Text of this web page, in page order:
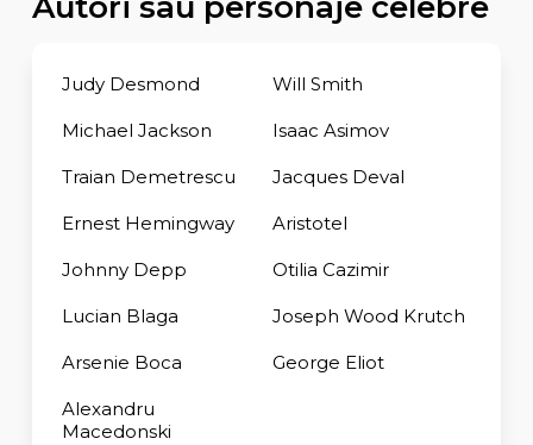
Judy Desmond Will Smith
Michael Jackson Isaac Asimov
Traian Demetrescu Jacques Deval
Ernest Hemingway Aristotel
Johnny Depp Otilia Cazimir
Lucian Blaga Joseph Wood Krutch
Arsenie Boca George Eliot
Alexandru
Macedonski